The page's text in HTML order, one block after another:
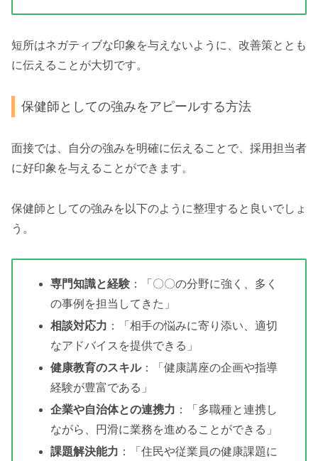
短所はネガティブな印象を与えないように、改善策ととも
に伝えることが大切です。
保健師としての強みをアピールする方法
面接では、自分の強みを明確に伝えることで、採用担当者
に好印象を与えることができます。
保健師としての強みを以下のように整理すると良いでしょ
う。
専門知識と経験 ：「〇〇の分野に強く、多く
の事例を担当してきた」
相談対応力 ：「相手の悩みに寄り添い、適切
なアドバイスを提供できる」
健康教育のスキル：「健康講座の企画や指導
経験が豊富である」
企業や自治体との連携力 ：「多職種と連携し
ながら、円滑に業務を進めることができる」
課題解決能力 ：「住民や従業員の健康課題に